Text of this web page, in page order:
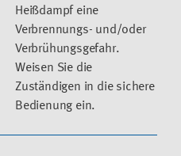
Heißdampf eine
Verbrennungs- und/oder
Verbrühungsgefahr.
Weisen Sie die
Zuständigen in die sichere
Bedienung ein.